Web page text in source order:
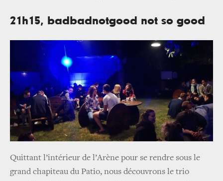
21h15, badbadnotgood not so good
Quittant l’intérieur de l’Arène pour se rendre sous le
grand chapiteau du Patio, nous découvrons le trio